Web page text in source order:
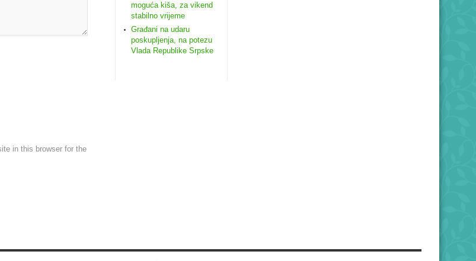
in this browser for the
moguća kiša, za vikend
stabilno vrijeme
Građani na udaru
poskupljenja, na potezu
Vlada Republike Srpske